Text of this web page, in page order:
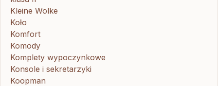
Kleine Wolke
Koło
Komfort
Komody
Komplety wypoczynkowe
Konsole i sekretarzyki
Koopman